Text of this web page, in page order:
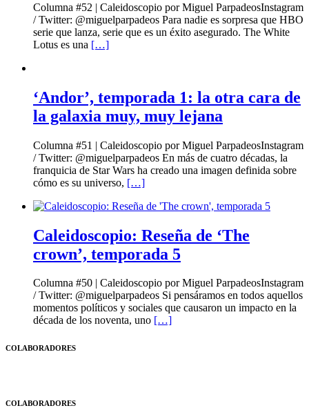
Columna #52 | Caleidoscopio por Miguel ParpadeosInstagram
/ Twitter: @miguelparpadeos Para nadie es sorpresa que HBO
serie que lanza, serie que es un éxito asegurado. The White
Lotus es una […]
‘Andor’, temporada 1: la otra cara de
la galaxia muy, muy lejana
Columna #51 | Caleidoscopio por Miguel ParpadeosInstagram
/ Twitter: @miguelparpadeos En más de cuatro décadas, la
franquicia de Star Wars ha creado una imagen definida sobre
cómo es su universo, […]
Caleidoscopio: Reseña de ‘The
crown’, temporada 5
Columna #50 | Caleidoscopio por Miguel ParpadeosInstagram
/ Twitter: @miguelparpadeos Si pensáramos en todos aquellos
momentos políticos y sociales que causaron un impacto en la
década de los noventa, uno […]
COLABORADORES
COLABORADORES